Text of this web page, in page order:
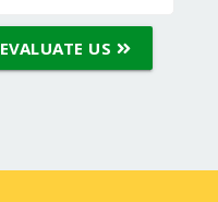
EVALUATE US